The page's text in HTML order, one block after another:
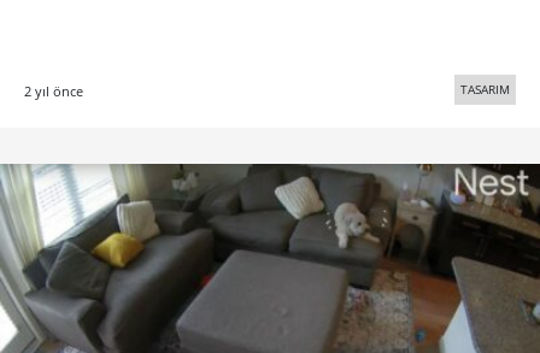
2 yıl önce TASARIM